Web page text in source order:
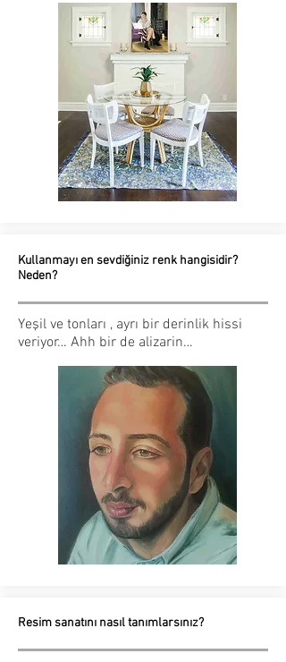
Kullanmayı en sevdiğiniz renk hangisidir?
Neden?
Yeşil ve tonları , ayrı bir derinlik hissi
veriyor… Ahh bir de alizarin…
Resim sanatını nasıl tanımlarsınız?